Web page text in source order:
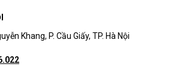
Khang, P. Cầu Giấy, TP. Hà Nội